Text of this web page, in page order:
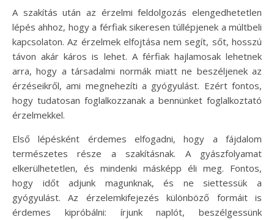
A szakítás után az érzelmi feldolgozás elengedhetetlen
lépés ahhoz, hogy a férfiak sikeresen túllépjenek a múltbeli
kapcsolaton. Az érzelmek elfojtása nem segít, sőt, hosszú
távon akár káros is lehet. A férfiak hajlamosak lehetnek
arra, hogy a társadalmi normák miatt ne beszéljenek az
érzéseikről, ami megnehezíti a gyógyulást. Ezért fontos,
hogy tudatosan foglalkozzanak a bennünket foglalkoztató
érzelmekkel.
Első lépésként érdemes elfogadni, hogy a fájdalom
természetes része a szakításnak. A gyászfolyamat
elkerülhetetlen, és mindenki másképp éli meg. Fontos,
hogy időt adjunk magunknak, és ne siettessük a
gyógyulást. Az érzelemkifejezés különböző formáit is
érdemes kipróbálni: írjunk naplót, beszélgessünk